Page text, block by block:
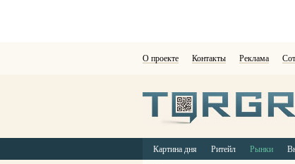
О проекте Контакты Реклама
Картина дня Ритейл Рынки